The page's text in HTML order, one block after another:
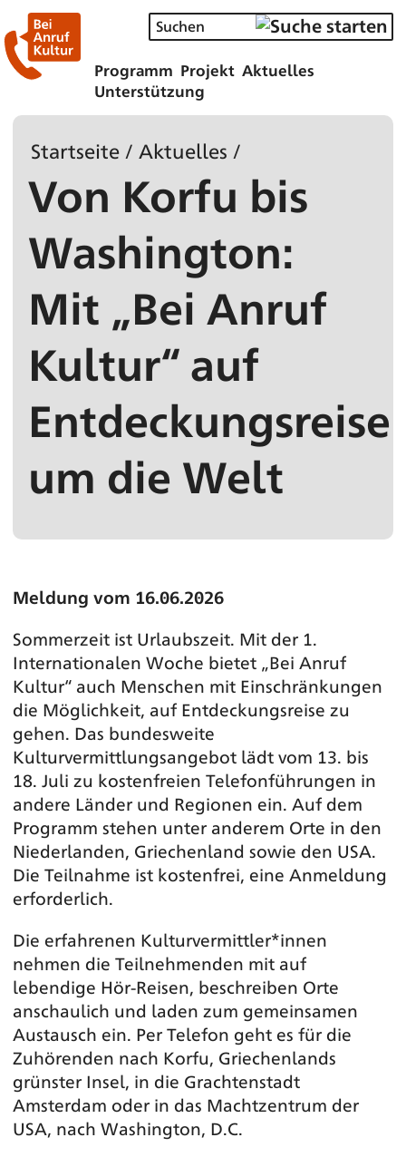
Programm Projekt Aktuelles
Unterstützung
Startseite / Aktuelles /
Von Korfu bis
Washington:
Mit „Bei Anruf
Kultur“ auf
Entdeckungsreise
um die Welt
Meldung vom 16.06.2026
Sommerzeit ist Urlaubszeit. Mit der 1.
Internationalen Woche bietet „Bei Anruf
Kultur“ auch Menschen mit Einschränkungen
die Möglichkeit, auf Entdeckungsreise zu
gehen. Das bundesweite
Kulturvermittlungsangebot lädt vom 13. bis
18. Juli zu kostenfreien Telefonführungen in
andere Länder und Regionen ein. Auf dem
Programm stehen unter anderem Orte in den
Niederlanden, Griechenland sowie den USA.
Die Teilnahme ist kostenfrei, eine Anmeldung
erforderlich.
Die erfahrenen Kulturvermittler*innen
nehmen die Teilnehmenden mit auf
lebendige Hör-Reisen, beschreiben Orte
anschaulich und laden zum gemeinsamen
Austausch ein. Per Telefon geht es für die
Zuhörenden nach Korfu, Griechenlands
grünster Insel, in die Grachtenstadt
Amsterdam oder in das Machtzentrum der
USA, nach Washington, D.C.